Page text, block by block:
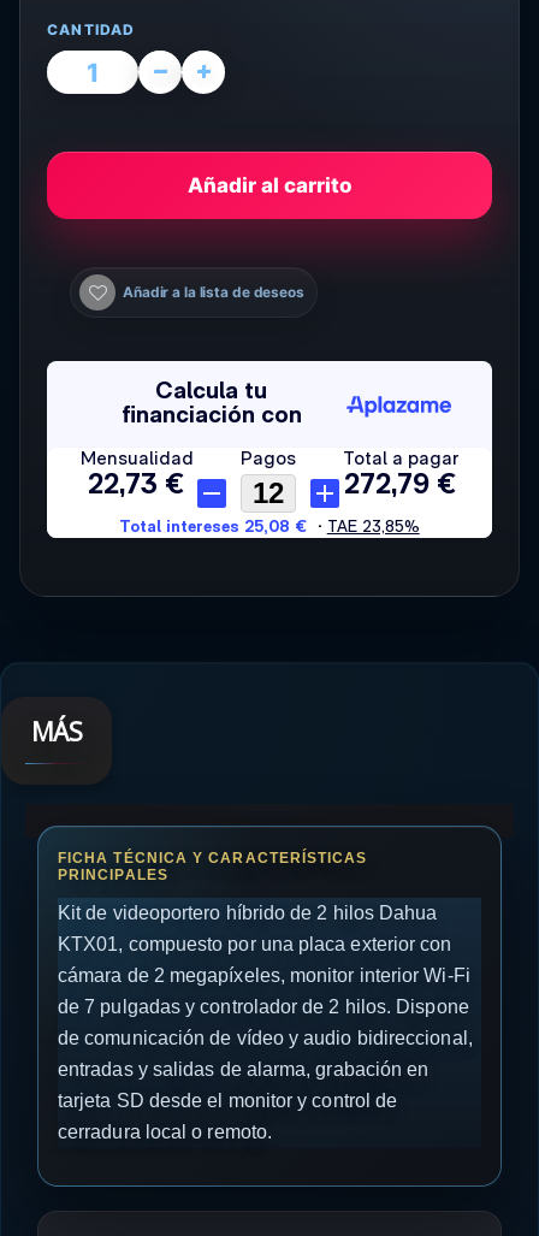
CANTIDAD
Añadir al carrito
Añadir a la lista de deseos
MÁS
Kit de videoportero híbrido de 2 hilos Dahua
KTX01, compuesto por una placa exterior con
cámara de 2 megapíxeles, monitor interior Wi-Fi
de 7 pulgadas y controlador de 2 hilos. Dispone
de comunicación de vídeo y audio bidireccional,
entradas y salidas de alarma, grabación en
tarjeta SD desde el monitor y control de
cerradura local o remoto.